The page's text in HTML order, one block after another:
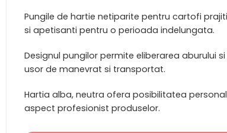
Pungile de hartie netiparite pentru cartofi
si apetisanti pentru o perioada indelungata.
Designul pungilor permite eliberarea aburului
usor de manevrat si transportat.
Hartia alba, neutra ofera posibilitatea
aspect profesionist produselor.